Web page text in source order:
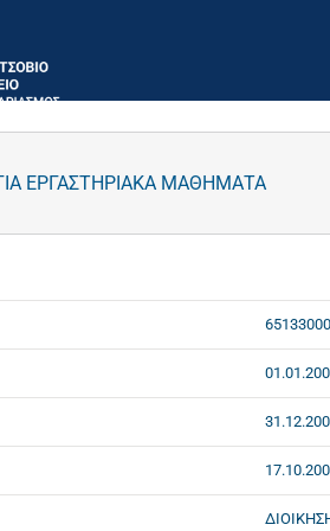
ΕΡΓΑΣΤΗΡΙΑΚΑ ΜΑΘΗΜΑΤΑ
65133000